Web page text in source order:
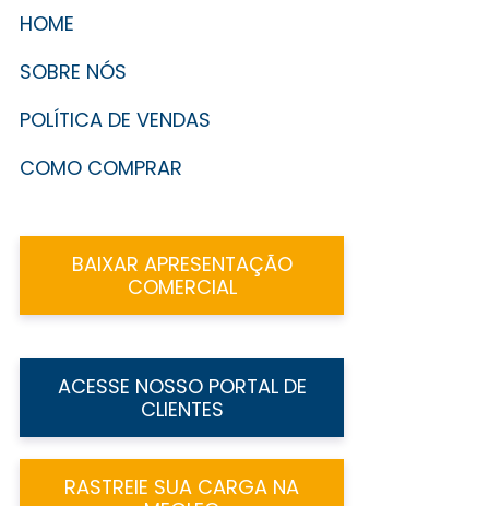
HOME
SOBRE NÓS
POLÍTICA DE VENDAS
COMO COMPRAR
BAIXAR APRESENTAÇÃO
COMERCIAL
ACESSE NOSSO PORTAL DE
CLIENTES
RASTREIE SUA CARGA NA